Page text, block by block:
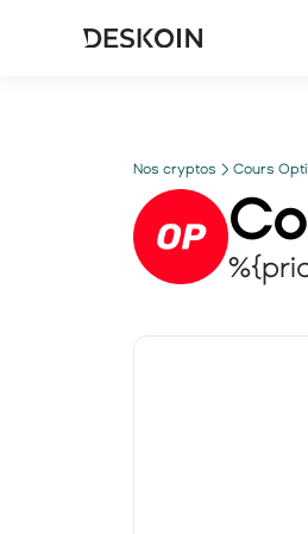
Nos cryptos Cours